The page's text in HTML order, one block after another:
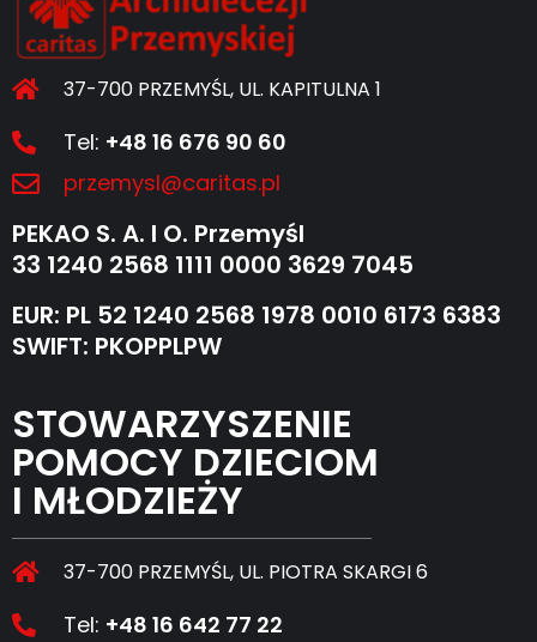
37-700 PRZEMYŚL, UL. KAPITULNA 1
Tel: +48 16 676 90 60
przemysl@caritas.pl
PEKAO S. A. I O. Przemyśl
33 1240 2568 1111 0000 3629 7045
EUR: PL 52 1240 2568 1978 0010 6173 6383
SWIFT: PKOPPLPW
STOWARZYSZENIE
POMOCY DZIECIOM
I MŁODZIEŻY
37-700 PRZEMYŚL, UL. PIOTRA SKARGI 6
Tel: +48 16 642 77 22